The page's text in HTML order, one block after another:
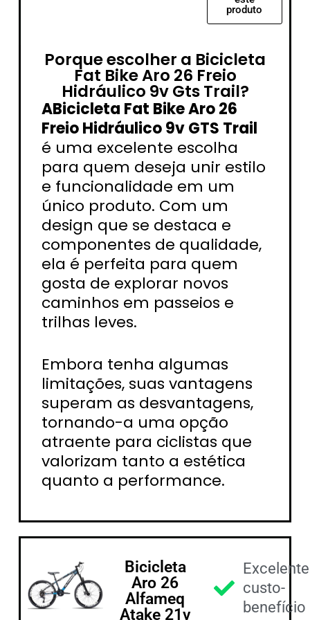
produto
Porque escolher a Bicicleta
Fat Bike Aro 26 Freio
Hidráulico 9v Gts Trail?
ABicicleta Fat Bike Aro 26
Freio Hidráulico 9v GTS Trail
é uma excelente escolha
para quem deseja unir estilo
e funcionalidade em um
único produto. Com um
design que se destaca e
componentes de qualidade,
ela é perfeita para quem
gosta de explorar novos
caminhos em passeios e
trilhas leves.
Embora tenha algumas
limitações, suas vantagens
superam as desvantagens,
tornando-a uma opção
atraente para ciclistas que
valorizam tanto a estética
quanto a performance.
Bicicleta
Aro 26
Alfameq
Atake 21v
Excelente
custo-
benefício